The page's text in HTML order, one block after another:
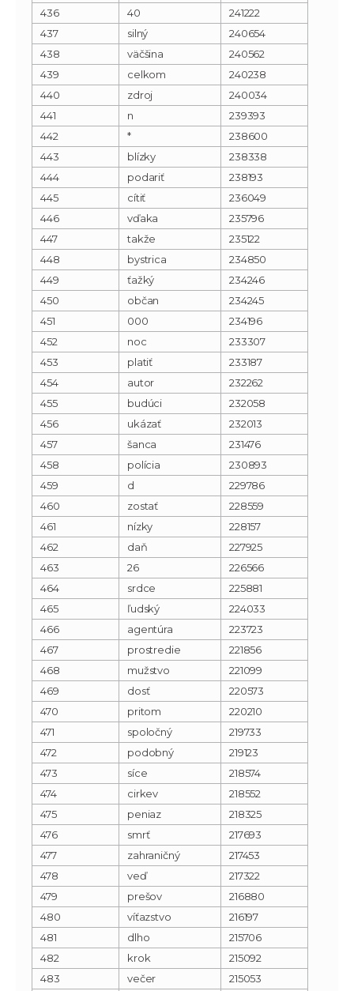
436 40
241222
437
silný
240654
438
väčšina
240562
439
celkom
240238
440
zdroj
240034
441
n
239393
442
*
238600
443
blízky
238338
444
podariť
238193
445
cítiť
236049
446
vďaka
235796
447
takže
235122
448
bystrica
234850
449
ťažký
234246
450
občan
234245
451
000
234196
452
noc
233307
453
platiť
233187
454
autor
232262
455
budúci
232058
456
ukázať
232013
457
šanca
231476
458
polícia
230893
459
d
229786
460
zostať
228559
461
nízky
228157
462
daň
227925
463
26
226566
464
srdce
225881
465
ľudský
224033
466
agentúra
223723
467
prostredie
221856
468
mužstvo
221099
469
dosť
220573
470
pritom
220210
471
spoločný
219733
472
podobný
219123
473
síce
218574
474
cirkev
218552
475
peniaz
218325
476
smrť
217693
477
zahraničný
217453
478
veď
217322
479
prešov
216880
480
víťazstvo
216197
481
dlho
215706
482
krok
215092
483
večer
215053